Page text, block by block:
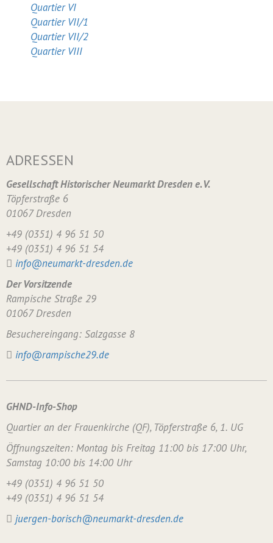
Quartier VI
Quartier VII/1
Quartier VII/2
Quartier VIII
ADRESSEN
Gesellschaft Historischer Neumarkt Dresden e. V.
Töpferstraße 6
01067 Dresden
+49 (0351) 4 96 51 50
+49 (0351) 4 96 51 54
info@neumarkt-dresden.de
Der Vorsitzende
Rampische Straße 29
01067 Dresden
Besuchereingang: Salzgasse 8
info@rampische29.de
GHND-Info-Shop
Quartier an der Frauenkirche (QF), Töpferstraße 6, 1. UG
Öffnungszeiten: Montag bis Freitag 11:00 bis 17:00 Uhr,
Samstag 10:00 bis 14:00 Uhr
+49 (0351) 4 96 51 50
+49 (0351) 4 96 51 54
juergen-borisch@neumarkt-dresden.de